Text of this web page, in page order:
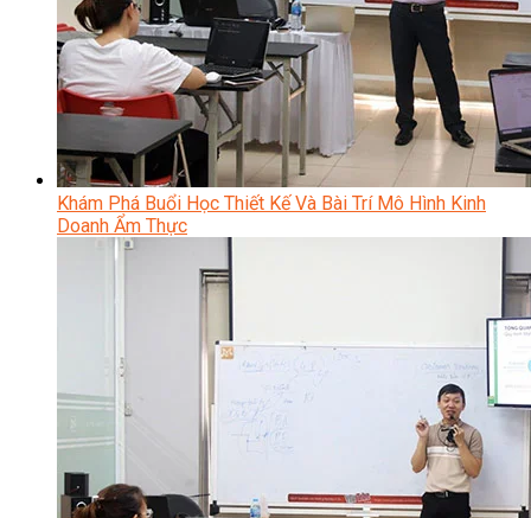
Khám Phá Buổi Học Thiết Kế Và Bài Trí Mô Hình Kinh
Doanh Ẩm Thực